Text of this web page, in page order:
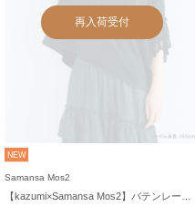
再入荷受付
NEW
Samansa Mos2